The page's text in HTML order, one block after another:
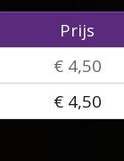
Prijs
€ 4,50
€ 4,50